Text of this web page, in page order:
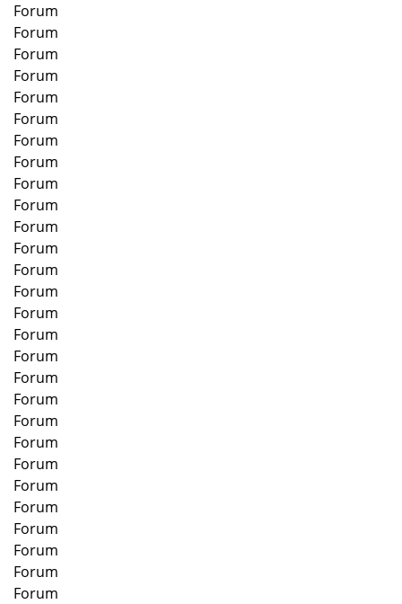
Forum
Forum
Forum
Forum
Forum
Forum
Forum
Forum
Forum
Forum
Forum
Forum
Forum
Forum
Forum
Forum
Forum
Forum
Forum
Forum
Forum
Forum
Forum
Forum
Forum
Forum
Forum
Forum